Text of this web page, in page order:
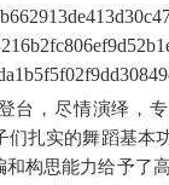
台，尽情演绎，
们扎实的舞蹈基本
构思能力给予了